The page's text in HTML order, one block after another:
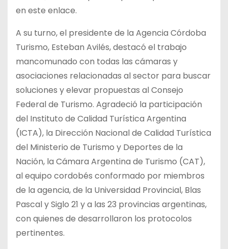
en este enlace.
A su turno, el presidente de la Agencia Córdoba
Turismo, Esteban Avilés, destacó el trabajo
mancomunado con todas las cámaras y
asociaciones relacionadas al sector para buscar
soluciones y elevar propuestas al Consejo
Federal de Turismo. Agradeció la participación
del Instituto de Calidad Turística Argentina
(ICTA), la Dirección Nacional de Calidad Turística
del Ministerio de Turismo y Deportes de la
Nación, la Cámara Argentina de Turismo (CAT),
al equipo cordobés conformado por miembros
de la agencia, de la Universidad Provincial, Blas
Pascal y Siglo 21 y a las 23 provincias argentinas,
con quienes de desarrollaron los protocolos
pertinentes.